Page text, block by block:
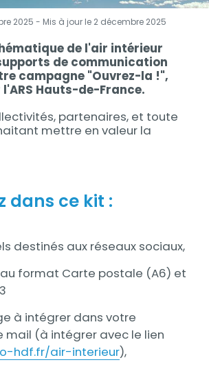
2025 - Mis à jour le 2 décembre 2025
de l'air intérieur
de communication
campagne "Ouvrez-la !",
Hauts-de-France.
partenaires, et toute
mettre en valeur la
dans ce kit :
destinés aux réseaux sociaux,
au format Carte postale (A6) et
à intégrer dans votre
mail (à intégrer avec le lien
hdf.fr/air-interieur),